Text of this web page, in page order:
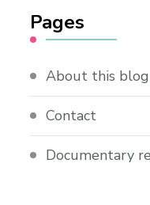
Pages
About this blog
Contact
Documentary